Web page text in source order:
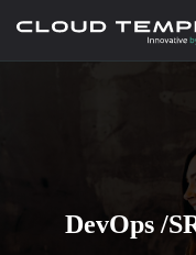
DevOps /